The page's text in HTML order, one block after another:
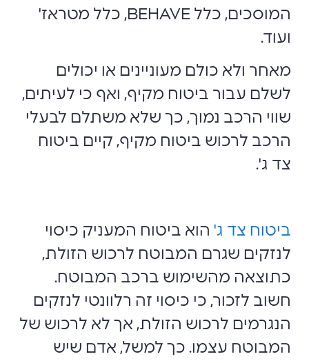
המוסכים, כלל BEHAVE
, כלל מטראז'
ועוד.
מאחר ולא כולם מעוניינים או יכולים
לשלם עבור ביטוח מקיף, ואף כי לעיתים,
שווי הרכב נמוך, כך שלא משתלם לבעלי
הרכב לרכוש ביטוח מקיף, קיים ביטוח
צד ג'.
ביטוח צד ג'הוא ביטוח המעניק כיסוי
לנזקים שגרם המבוטח לרכוש הזולת,
כתוצאה מהשימוש ברכב המבוטח.
חשוב לזכור, כי כיסוי זה רלוונטי לנזקים
הנגרמים לרכוש הזולת, אך לא לרכוש של
המבוטח עצמו. כך למשל, אדם שיש